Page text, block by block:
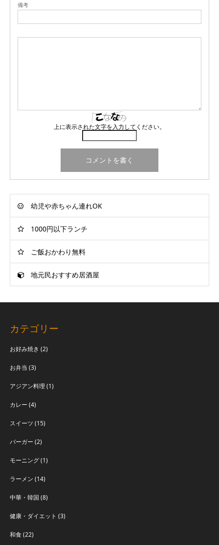
備考
上に表示された文字を入力してください。
幼児や赤ちゃん連れOK
1000円以下ランチ
ご飯おかわり無料
地元民おすすめ居酒屋
カテゴリー
お好み焼き (2)
お弁当 (3)
アジアン料理(1)
カレー (4)
スイーツ (15)
バーガー (2)
モーニング(1)
ラーメン (14)
中華・韓国 (8)
健康・ダイエット (3)
和食(22)